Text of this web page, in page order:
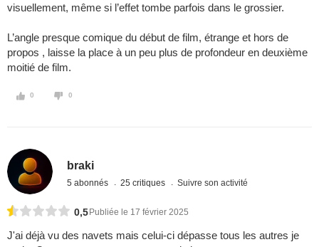
visuellement, même si l’effet tombe parfois dans le grossier.
L’angle presque comique du début de film, étrange et hors de
propos , laisse la place à un peu plus de profondeur en deuxième
moitié de film.
0 0
braki
5 abonnés 25 critiques Suivre son activité
0,5 Publiée le 17 février 2025
J'ai déjà vu des navets mais celui-ci dépasse tous les autres je